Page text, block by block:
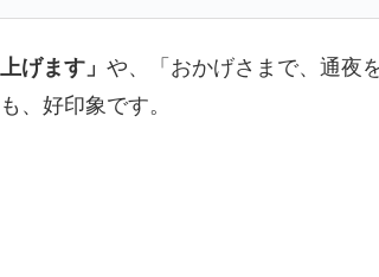
げます」 や、「おかげさまで、通夜
、好印象です。